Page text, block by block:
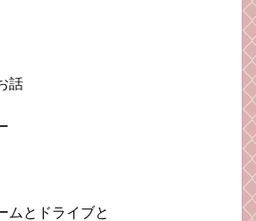
話
ムとドライブと